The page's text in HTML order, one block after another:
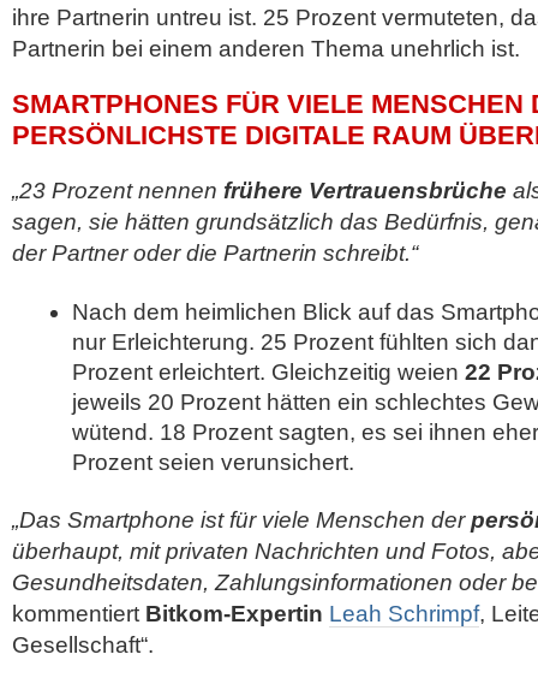
ihre Partnerin untreu ist. 25 Prozent vermuteten,
Partnerin bei einem anderen Thema unehrlich ist.
SMARTPHONES FÜR VIELE MENSCHEN
PERSÖNLICHSTE DIGITALE RAUM
„23 Prozent nennen frühere Vertrauensbrüche
sagen, sie hätten grundsätzlich das Bedürfnis,
der Partner oder die Partnerin schreibt.“
Nach dem heimlichen Blick auf das
nur Erleichterung. 25 Prozent fühlten sich
Prozent erleichtert. Gleichzeitig weien 22
jeweils 20 Prozent hätten ein schlechtes
wütend. 18 Prozent sagten, es sei ihnen
Prozent seien verunsichert.
„Das Smartphone ist für viele Menschen der
überhaupt, mit privaten Nachrichten und Fotos,
Gesundheitsdaten, Zahlungsinformationen oder
kommentiert Bitkom-Expertin Leah Schrimpf,
Gesellschaft“.